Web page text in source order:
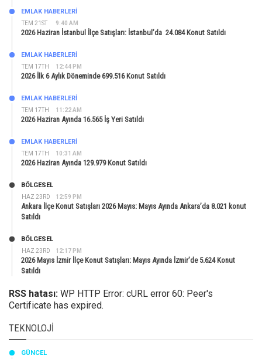
TEM 21ST 9:40 AM
EMLAK HABERLERI
2026 Haziran İstanbul İlçe Satışları: İstanbul’da 24.084 Konut Satıldı
TEM 17TH 12:44 PM
EMLAK HABERLERI
2026 İlk 6 Aylık Döneminde 699.516 Konut Satıldı
TEM 17TH 11:22 AM
EMLAK HABERLERI
2026 Haziran Ayında 16.565 İş Yeri Satıldı
TEM 17TH 10:31 AM
EMLAK HABERLERI
2026 Haziran Ayında 129.979 Konut Satıldı
HAZ 23RD 12:59 PM
BÖLGESEL
Ankara İlçe Konut Satışları 2026 Mayıs: Mayıs Ayında Ankara’da 8.021 konut
Satıldı
HAZ 23RD 12:17 PM
BÖLGESEL
2026 Mayıs İzmir İlçe Konut Satışları: Mayıs Ayında İzmir’de 5.624 Konut
Satıldı
RSS hatası: WP HTTP Error: cURL error 60: Peer's
Certificate has expired.
TEKNOLOJI
GÜNCEL